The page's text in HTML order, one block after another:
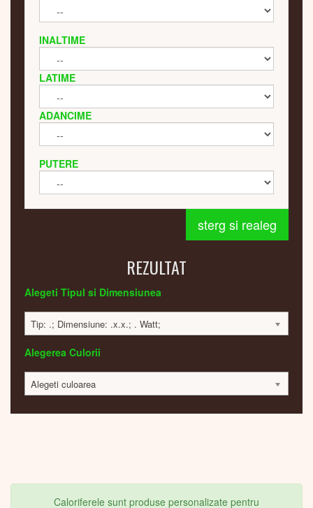
INALTIME
LATIME
ADANCIME
PUTERE
sterg si realeg
REZULTAT
Alegeti Tipul si Dimensiunea
Tip: .; Dimensiune: .x.x.; . Watt;
Alegerea Culorii
Alegeti culoarea
Caloriferele sunt produse personalizate pentru